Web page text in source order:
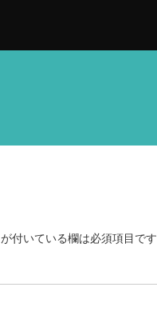
が付いている欄は必須項目です